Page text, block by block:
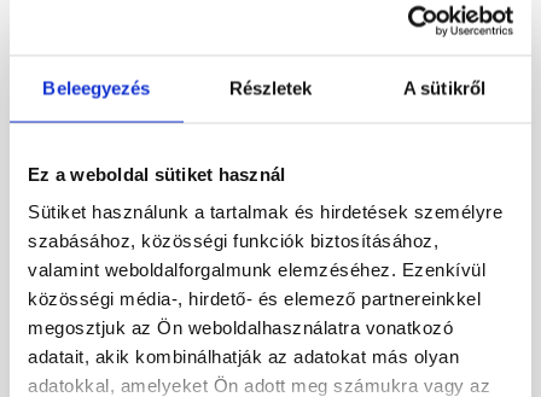
Beleegyezés Részletek A sütikről
Ez a weboldal sütiket használ
Sütiket használunk a tartalmak és hirdetések személyre
szabásához, közösségi funkciók biztosításához,
valamint weboldalforgalmunk elemzéséhez. Ezenkívül
közösségi média-, hirdető- és elemező partnereinkkel
megosztjuk az Ön weboldalhasználatra vonatkozó
adatait, akik kombinálhatják az adatokat más olyan
adatokkal, amelyeket Ön adott meg számukra vagy az
6 510 Ft/ doboz
11 224 Ft / fm
9 075 Ft/ doboz
12 100 Ft / m2